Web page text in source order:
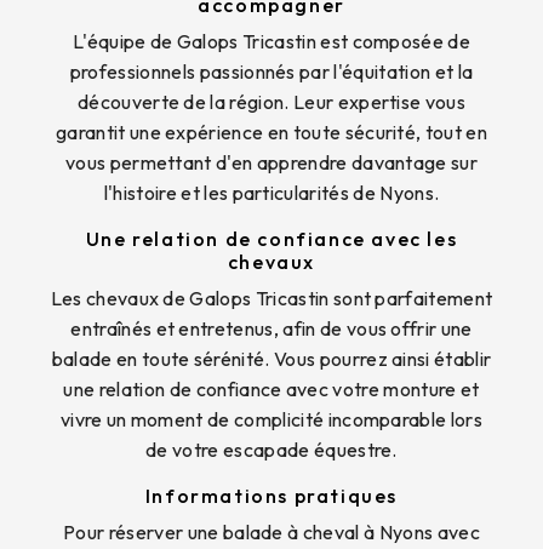
accompagner
L'équipe de Galops Tricastin est composée de
professionnels passionnés par l'équitation et la
découverte de la région. Leur expertise vous
garantit une expérience en toute sécurité, tout en
vous permettant d'en apprendre davantage sur
l'histoire et les particularités de Nyons.
Une relation de confiance avec les
chevaux
Les chevaux de Galops Tricastin sont parfaitement
entraînés et entretenus, afin de vous offrir une
balade en toute sérénité. Vous pourrez ainsi établir
une relation de confiance avec votre monture et
vivre un moment de complicité incomparable lors
de votre escapade équestre.
Informations pratiques
Pour réserver une balade à cheval à Nyons avec